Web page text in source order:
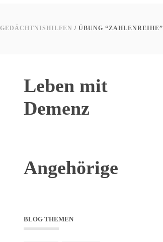
GEDÄCHTNISHILFEN / ÜBUNG “ZAHLENREIHE”
Leben mit
Demenz
Angehörige
BLOG THEMEN